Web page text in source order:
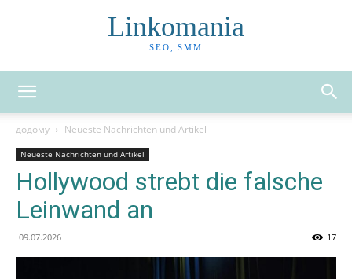
Linkomania
SEO, SMM
додому Neueste Nachrichten und Artikel
Neueste Nachrichten und Artikel
Hollywood strebt die falsche
Leinwand an
09.07.2026 17